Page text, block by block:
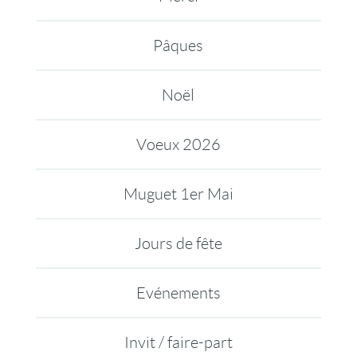
Pâques
Noël
Voeux 2026
Muguet 1er Mai
Jours de fête
Evénements
Invit / faire-part